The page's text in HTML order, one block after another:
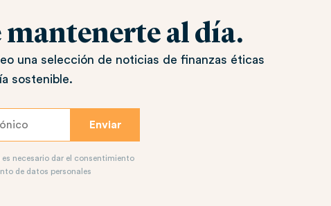
al día.
una selección de noticias de finanzas éticas
sostenible.
necesario dar el consentimiento
de datos personales